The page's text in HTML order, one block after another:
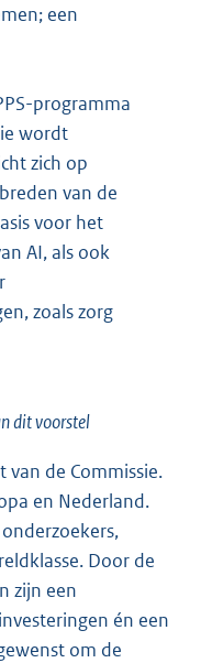
een
programma
wordt
zich op
van de
voor het
AI, als ook
zoals zorg
dit voorstel
de Commissie.
en Nederland.
Door de
zijn een
én een
om de